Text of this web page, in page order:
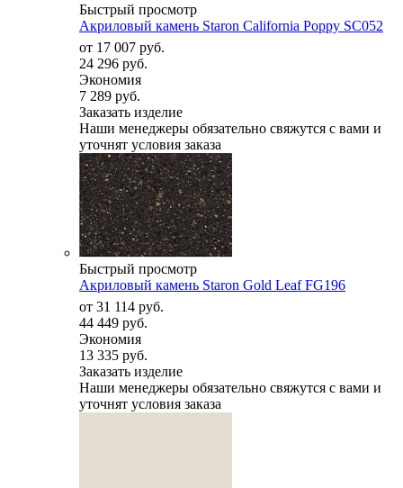
Быстрый просмотр
Акриловый камень Staron California Poppy SC052
от 17 007 руб.
24 296 руб.
Экономия
7 289 руб.
Заказать изделие
Наши менеджеры обязательно свяжутся с вами и
уточнят условия заказа
Быстрый просмотр
Акриловый камень Staron Gold Leaf FG196
от 31 114 руб.
44 449 руб.
Экономия
13 335 руб.
Заказать изделие
Наши менеджеры обязательно свяжутся с вами и
уточнят условия заказа